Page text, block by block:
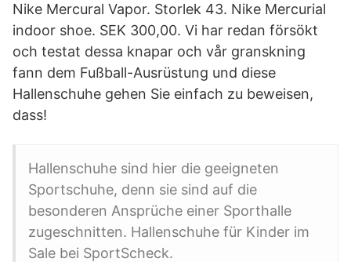
Nike Mercural Vapor. Storlek 43. Nike Mercurial
indoor shoe. SEK 300,00. Vi har redan försökt
och testat dessa knapar och vår granskning
fann dem Fußball-Ausrüstung und diese
Hallenschuhe gehen Sie einfach zu beweisen,
dass!
Hallenschuhe sind hier die geeigneten
Sportschuhe, denn sie sind auf die
besonderen Ansprüche einer Sporthalle
zugeschnitten. Hallenschuhe für Kinder im
Sale bei SportScheck.